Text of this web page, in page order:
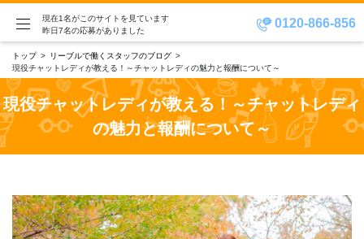
0120-866-856
現在1名がこのサイトを見ています
昨日7名の応募がありました
トップ
リーブルで働くスタッフのブログ
現役チャットレディが教える！～チャットレディの魅力と報酬について～
現役チャットレディが教える！～チャットレディ
の魅力と報酬について～